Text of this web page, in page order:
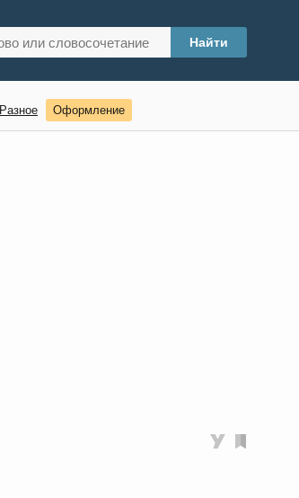
Разное Оформление